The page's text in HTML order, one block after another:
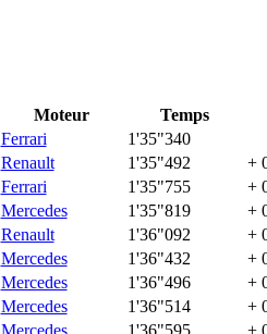
Moteur Temps
Ferrari 1'35"340
Renault 1'35"492 +
Ferrari 1'35"755 +
Mercedes 1'35"819 +
Renault 1'36"092 +
Mercedes 1'36"432 +
Mercedes 1'36"496 +
Mercedes 1'36"514 +
Mercedes 1'36"595 +